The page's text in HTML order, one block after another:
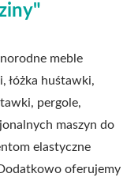
meble
łóżka huśtawki,
pergole,
maszyn do
elastyczne
oferujemy